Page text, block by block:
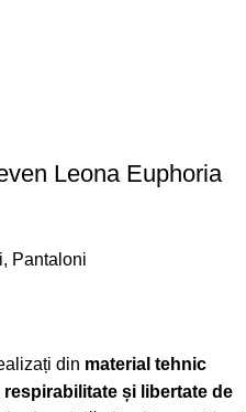
Leona Euphoria
, Pantaloni
din material tehnic
și libertate de